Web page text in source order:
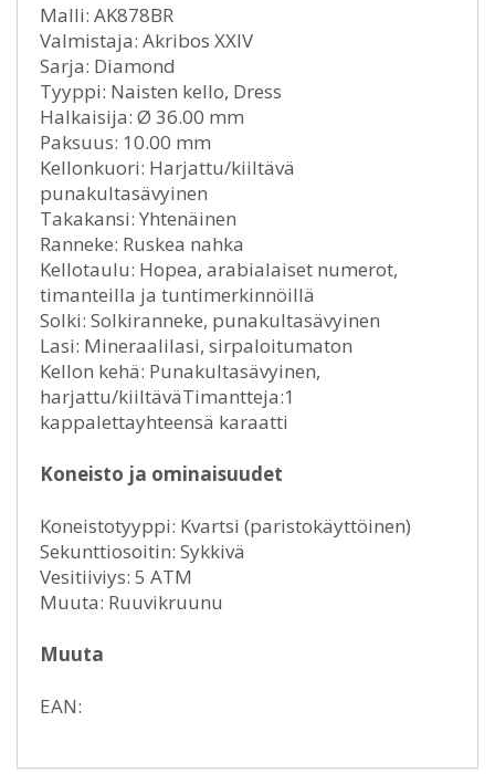
Malli: AK878BR
Valmistaja: Akribos XXIV
Sarja: Diamond
Tyyppi: Naisten kello, Dress
Halkaisija: Ø 36.00 mm
Paksuus: 10.00 mm
Kellonkuori: Harjattu/kiiltävä
punakultasävyinen
Takakansi: Yhtenäinen
Ranneke: Ruskea nahka
Kellotaulu: Hopea, arabialaiset numerot,
timanteilla ja tuntimerkinnöillä
Solki: Solkiranneke, punakultasävyinen
Lasi: Mineraalilasi, sirpaloitumaton
Kellon kehä: Punakultasävyinen,
harjattu/kiiltäväTimantteja:1
kappalettayhteensä karaatti
Koneisto ja ominaisuudet
Koneistotyyppi: Kvartsi (paristokäyttöinen)
Sekunttiosoitin: Sykkivä
Vesitiiviys: 5 ATM
Muuta: Ruuvikruunu
Muuta
EAN: